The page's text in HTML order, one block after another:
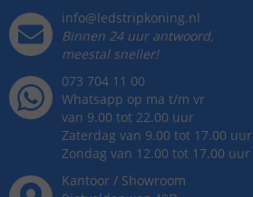
info@ledstripkoning.nl
Binnen 24 uur antwoord,
meestal sneller!
073 704 11 00
Whatsapp op ma t/m vr
van 9.00 tot 22.00 uur
Zaterdag van 9.00 tot 17.00 uur
Zondag van 12.00 tot 17.00 uur
Kantoor / Showroom